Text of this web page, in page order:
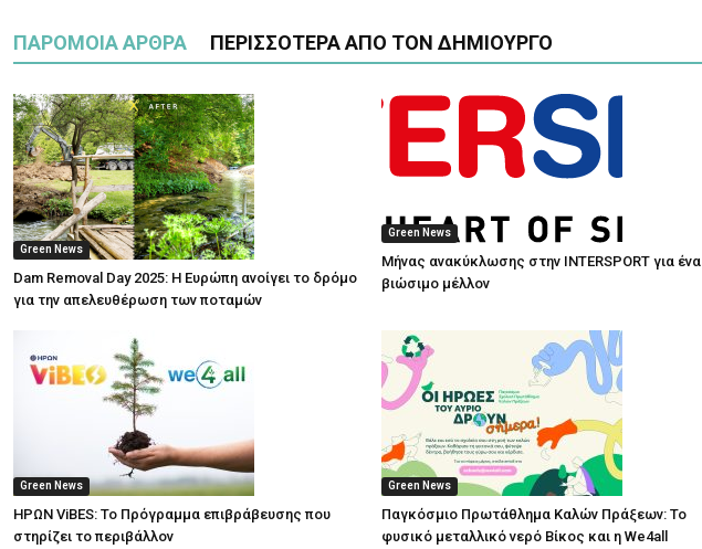
ΠΑΡΟΜΟΙΑ ΑΡΘΡΑ ΠΕΡΙΣΣΟΤΕΡΑ ΑΠΟ ΤΟΝ ΔΗΜΙΟΥΡΓΟ
Green News
Dam Removal Day 2025: Η Ευρώπη ανοίγει το δρόμο
για την απελευθέρωση των ποταμών
Green News
Μήνας ανακύκλωσης στην INTERSPORT για ένα
βιώσιμο μέλλον
Green News
ΗΡΩΝ ViBES: Το Πρόγραμμα επιβράβευσης που
στηρίζει το περιβάλλον
Green News
Παγκόσμιο Πρωτάθλημα Καλών Πράξεων: Το
φυσικό μεταλλικό νερό Βίκος και η We4all